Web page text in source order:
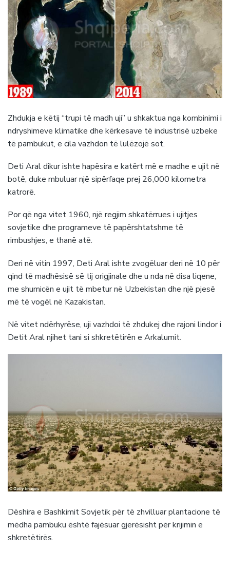
Zhdukja e këtij “trupi të madh uji” u shkaktua nga kombinimi i
ndryshimeve klimatike dhe kërkesave të industrisë uzbeke
të pambukut, e cila vazhdon të lulëzojë sot.
Deti Aral dikur ishte hapësira e katërt më e madhe e ujit në
botë, duke mbuluar një sipërfaqe prej 26,000 kilometra
katrorë.
Por që nga vitet 1960, një regjim shkatërrues i ujitjes
sovjetike dhe programeve të papërshtatshme të
rimbushjes, e thanë atë.
Deri në vitin 1997, Deti Aral ishte zvogëluar deri në 10 për
qind të madhësisë së tij origjinale dhe u nda në disa liqene,
me shumicën e ujit të mbetur në Uzbekistan dhe një pjesë
më të vogël në Kazakistan.
Në vitet ndërhyrëse, uji vazhdoi të zhdukej dhe rajoni lindor i
Detit Aral njihet tani si shkretëtirën e Arkalumit.
Dëshira e Bashkimit Sovjetik për të zhvilluar plantacione të
mëdha pambuku është fajësuar gjerësisht për krijimin e
shkretëtirës.